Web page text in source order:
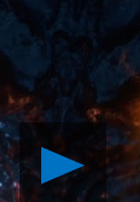
Nuevo
tráiler